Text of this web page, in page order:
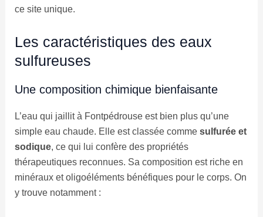
ce site unique.
Les caractéristiques des eaux
sulfureuses
Une composition chimique bienfaisante
L’eau qui jaillit à Fontpédrouse est bien plus qu’une
simple eau chaude. Elle est classée comme sulfurée et
sodique, ce qui lui confère des propriétés
thérapeutiques reconnues. Sa composition est riche en
minéraux et oligoéléments bénéfiques pour le corps. On
y trouve notamment :